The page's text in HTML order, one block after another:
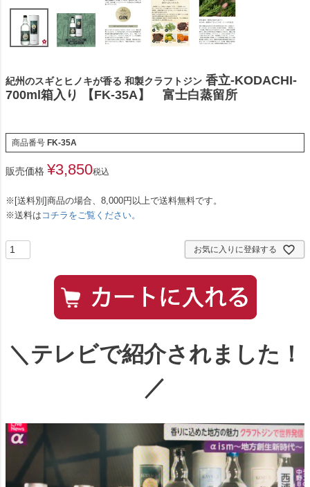
紀州のスギとヒノキが香る 和製クラフトジン 香立-KODACHI-
700ml箱入り 【FK-35A】 富士白蒸留所
商品番号 FK-35A
販売価格 ¥3,850税込
※[送料別]商品の場合、8,000円以上で送料無料です。
※送料は コチラをご覧ください。
お気に入りに登録する
＼テレビで紹介されました！
／